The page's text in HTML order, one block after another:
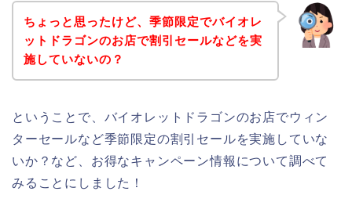
ちょっと思ったけど、季節限定でバイオレ
ットドラゴンのお店で割引セールなどを実
施していないの？
ということで、バイオレットドラゴンのお店でウィン
ターセールなど季節限定の割引セールを実施していな
いか？など、お得なキャンペーン情報について調べて
みることにしました！